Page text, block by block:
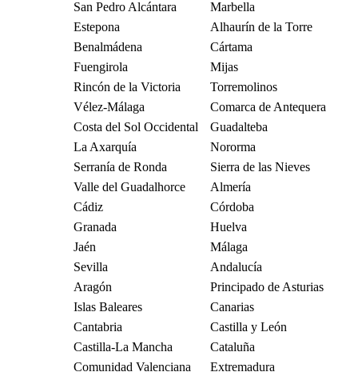
San Pedro Alcántara
Marbella
Estepona
Alhaurín de la Torre
Benalmádena
Cártama
Fuengirola
Mijas
Rincón de la Victoria
Torremolinos
Vélez-Málaga
Comarca de Antequera
Costa del Sol Occidental
Guadalteba
La Axarquía
Nororma
Serranía de Ronda
Sierra de las Nieves
Valle del Guadalhorce
Almería
Cádiz
Córdoba
Granada
Huelva
Jaén
Málaga
Sevilla
Andalucía
Aragón
Principado de Asturias
Islas Baleares
Canarias
Cantabria
Castilla y León
Castilla-La Mancha
Cataluña
Comunidad Valenciana
Extremadura